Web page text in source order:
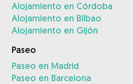
Alojamiento en Córdoba
Alojamiento en Bilbao
Alojamiento en Gijón
Paseo
Paseo en Madrid
Paseo en Barcelona